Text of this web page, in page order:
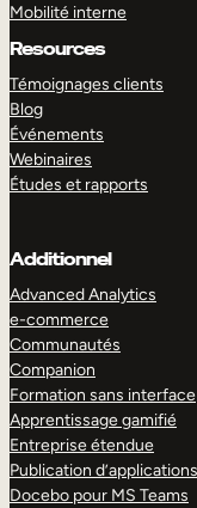
Mobilité interne
Resources
Témoignages clients
Blog
Événements
Webinaires
Études et rapports
Additionnel
Advanced Analytics
e-commerce
Communautés
Companion
Formation sans interface
Apprentissage gamifié
Entreprise étendue
Publication
Docebo pour MS Teams